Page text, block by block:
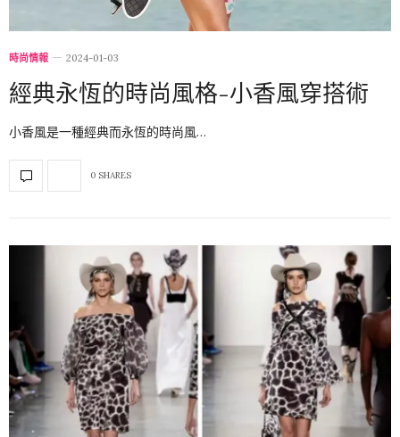
時尚情報 2024-01-03
經典永恆的時尚風格-小香風穿搭術
小香風是一種經典而永恆的時尚風…
0 SHARES